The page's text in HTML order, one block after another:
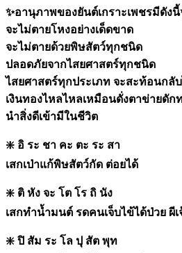
✨อานุภาพของยันต์เกราะเพชรมีดังนี้
จะไม่ตายโหงอย่างเด็ดขาด
จะไม่ตายด้วยพิษสัตว์ทุกชนิด
ปลอดภัยจากไสยศาสตร์ทุกชนิด
ไสยศาสตร์ทุกประเภท จะสะท้อนกลับ
เงินทองไหลไหลเหมือนดั่งตาข่ายดัก
นำสิ่งดีเข้ามีในชีวิต
❇️ อิ ระ ชา คะ ตะ ระ สา
เสกเป่าแก้พิษสัตว์กัด ต่อยได้
❇️ ติ หัง จะ โต โร ถิ นัง
เสกทำน้ำมนต์ รดคนเจ็บไข้ได้ป่วย ผีเ
❇️ ปิ สัม ระ โล ปุ สัต พุท